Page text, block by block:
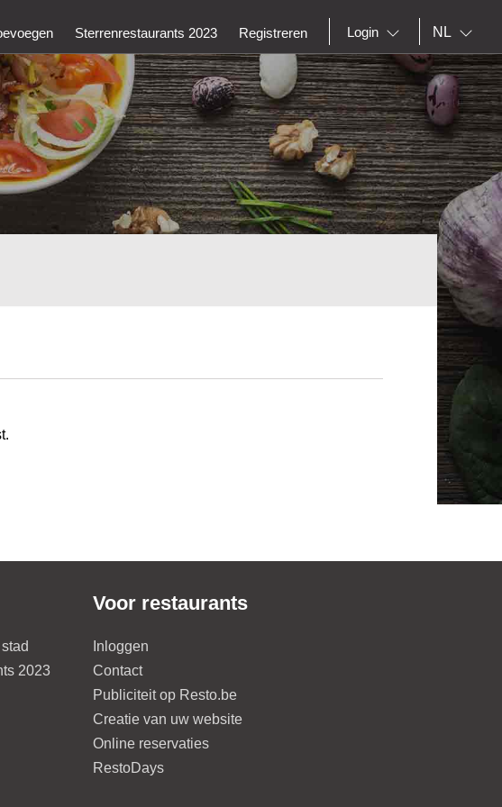
Sterrenrestaurants 2023 Registreren Login NL
2023
Voor restaurants
Inloggen
Contact
Publiciteit op Resto.be
Creatie van uw website
Online reservaties
RestoDays